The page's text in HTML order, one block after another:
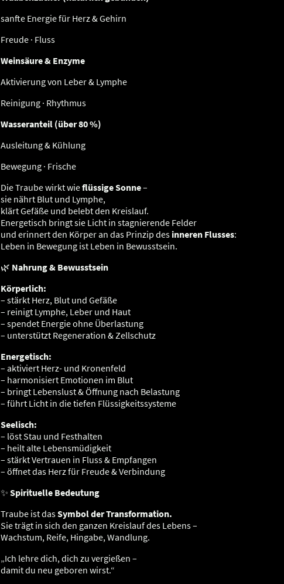
sanfte Energie für Herz & Gehirn
Freude · Fluss
Weinsäure & Enzyme
Aktivierung von Leber & Lymphe
Reinigung · Rhythmus
Wasseranteil (über 80 %)
Ausleitung & Kühlung
Bewegung · Frische
Die Traube wirkt wieflüssige Sonne–
sie nährt Blut und Lymphe,
klärt Gefäße und belebt den Kreislauf.
Energetisch bringt sie Licht in stagnierende Felder
und erinnert den Körper an das Prinzip des inneren Flusses:
Leben in Bewegung ist Leben in Bewusstsein.
🌿 Nahrung & Bewusstsein
Körperlich:
– stärkt Herz, Blut und Gefäße
– reinigt Lymphe, Leber und Haut
– spendet Energie ohne Überlastung
– unterstützt Regeneration & Zellschutz
Energetisch:
– aktiviert Herz- und Kronenfeld
– harmonisiert Emotionen im Blut
– bringt Lebenslust & Öffnung nach Belastung
– führt Licht in die tiefen Flüssigkeitssysteme
Seelisch:
– löst Stau und Festhalten
– heilt alte Lebensmüdigkeit
– stärkt Vertrauen in Fluss & Empfangen
– öffnet das Herz für Freude & Verbindung
✨ Spirituelle Bedeutung
Traube ist dasSymbol der Transformation.
Sie trägt in sich den ganzen Kreislauf des Lebens –
Wachstum, Reife, Hingabe, Wandlung.
„Ich lehre dich, dich zu vergießen –
damit du neu geboren wirst.“